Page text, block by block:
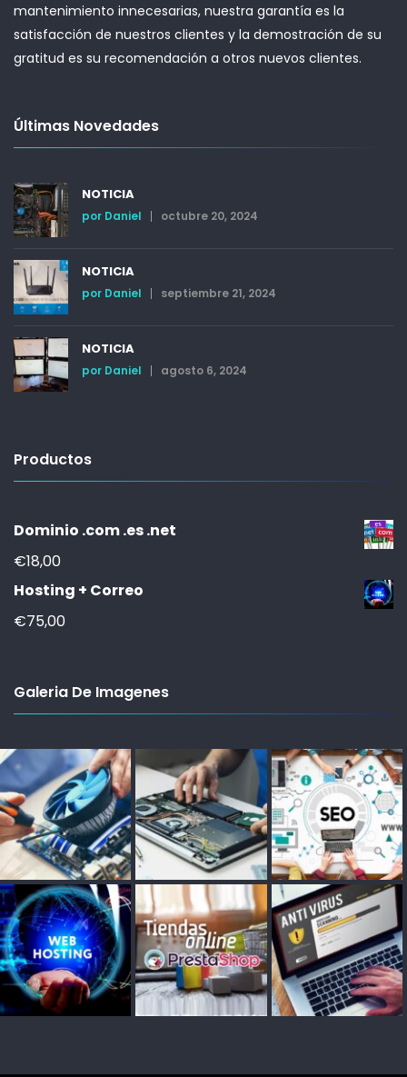
mantenimiento innecesarias, nuestra garantía es la
satisfacción de nuestros clientes y la demostración de su
gratitud es su recomendación a otros nuevos clientes.
Últimas Novedades
NOTICIA
por Daniel octubre 20, 2024
NOTICIA
por Daniel septiembre 21, 2024
NOTICIA
por Daniel agosto 6, 2024
Productos
Dominio .com .es .net
€18,00
Hosting + Correo
€75,00
Galeria De Imagenes